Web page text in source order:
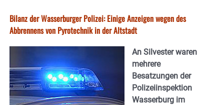
Bilanz der Wasserburger Polizei: Einige Anzeigen wegen des
Abbrennens von Pyrotechnik in der Altstadt
An Silvester waren
mehrere
Besatzungen der
Polizeiinspektion
Wasserburg im